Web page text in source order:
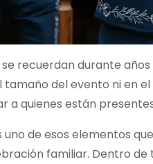
recuerdan durante
del evento ni en
a quienes están
uno de esos elementos
familiar. Dentro de